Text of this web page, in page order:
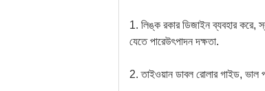
1. লিঙ্ক রকার ডিজাইন ব্যবহার করে,
যেতে পারেউৎপাদন দক্ষতা.
2. তাইওয়ান ডাবল রোলার গাইড, ভাল